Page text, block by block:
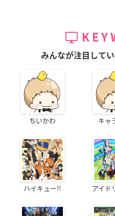
みんなが注目して
ちいかわ キャ
ハイキュー!! アイド